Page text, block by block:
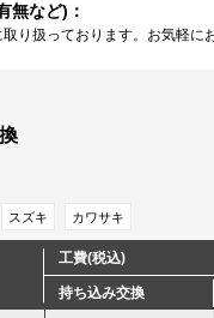
無など)：
り扱っております。お気軽に
スズキ カワサキ
工費(税込)
持ち込み交換